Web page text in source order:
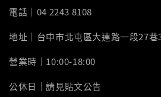
電話｜04 2243 8108
地址｜台中市北屯區大連路一段27巷
營業時｜10:00-18:00
公休日｜請見貼文公告